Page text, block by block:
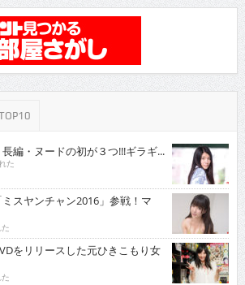
編・ヌードの初が３つ!!!ギラギ...
た
スヤンチャン2016」参戦！マ
をリリースした元ひきこもり女